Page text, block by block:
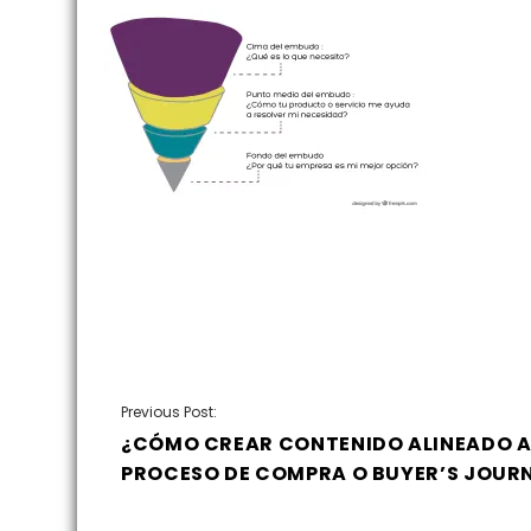
NAVEGACIÓN
DE
ENTRADAS
Previous Post:
¿CÓMO CREAR CONTENIDO ALINEADO
PROCESO DE COMPRA O BUYER’S